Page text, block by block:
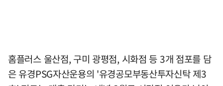
홈플러스 울산점, 구미 광평점, 시화점 등 3개 점포를 담
은 유경PSG자산운용의 '유경공모부동산투자신탁 제3